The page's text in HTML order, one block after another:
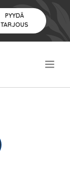
PYYDÄ
TARJOUS